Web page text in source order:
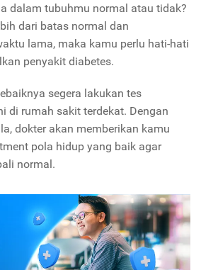
dalam tubuhmu normal atau tidak?
dari batas normal dan
lama, maka kamu perlu hati-hati
penyakit diabetes.
segera lakukan tes
di rumah sakit terdekat. Dengan
dokter akan memberikan kamu
pola hidup yang baik agar
normal.